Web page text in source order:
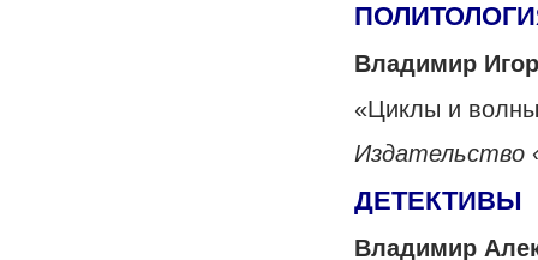
Владимир
«Циклы и
ДЕТЕКТИВЫ
Владимир